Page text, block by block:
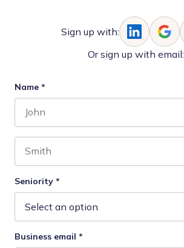
Sign up with:
Or sign up with email:
Name *
Seniority *
Business email *